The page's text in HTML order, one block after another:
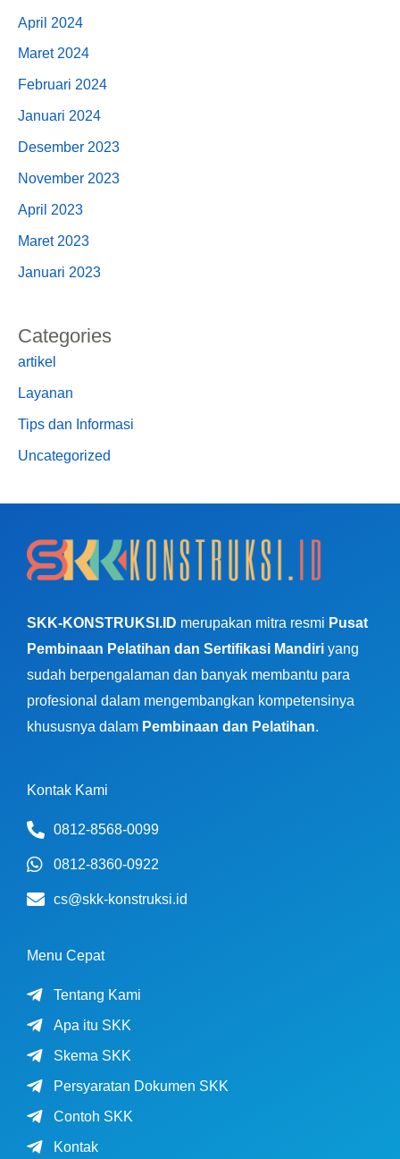
April 2024
Maret 2024
Februari 2024
Januari 2024
Desember 2023
November 2023
April 2023
Maret 2023
Januari 2023
Categories
artikel
Layanan
Tips dan Informasi
Uncategorized
SKK-KONSTRUKSI.ID merupakan mitra resmi Pusat
Pembinaan Pelatihan dan Sertifikasi Mandiri yang
sudah berpengalaman dan banyak membantu para
profesional dalam mengembangkan kompetensinya
khususnya dalam Pembinaan dan Pelatihan.
Kontak Kami
0812-8568-0099
0812-8360-0922
cs@skk-konstruksi.id
Menu Cepat
Tentang Kami
Apa itu SKK
Skema SKK
Persyaratan Dokumen SKK
Contoh SKK
Kontak